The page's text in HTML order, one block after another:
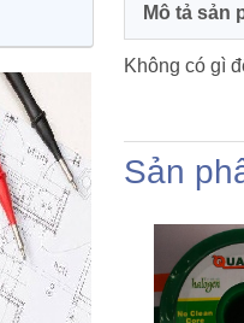
Mô tả sản
Không có gì
Sản